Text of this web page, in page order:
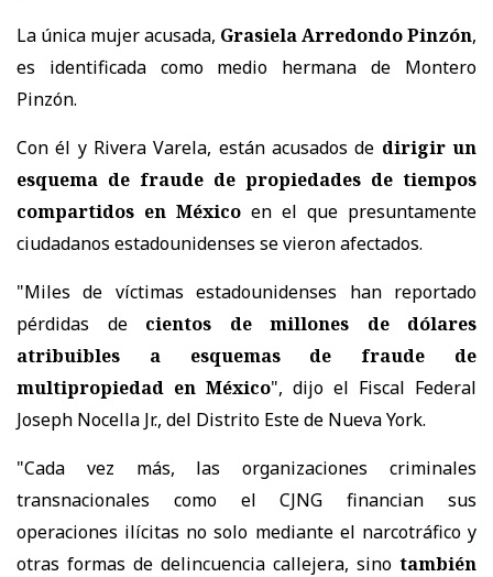
La única mujer acusada, Grasiela Arredondo Pinzón,
es identificada como medio hermana de Montero
Pinzón.
Con él y Rivera Varela, están acusados de dirigir un
esquema de fraude de propiedades de tiempos
compartidos en México en el que presuntamente
ciudadanos estadounidenses se vieron afectados.
"Miles de víctimas estadounidenses han reportado
pérdidas de cientos de millones de dólares
atribuibles a esquemas de fraude de
multipropiedad en México", dijo el Fiscal Federal
Joseph Nocella Jr., del Distrito Este de Nueva York.
"Cada vez más, las organizaciones criminales
transnacionales como el CJNG financian sus
operaciones ilícitas no solo mediante el narcotráfico y
otras formas de delincuencia callejera, sino también